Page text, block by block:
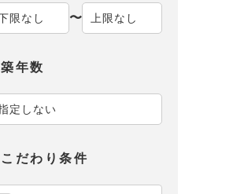
〜
築年数
こだわり条件